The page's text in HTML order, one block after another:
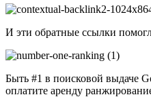
И эти обратные ссылки
Быть #1 в поисковой выдаче
оплатите аренду